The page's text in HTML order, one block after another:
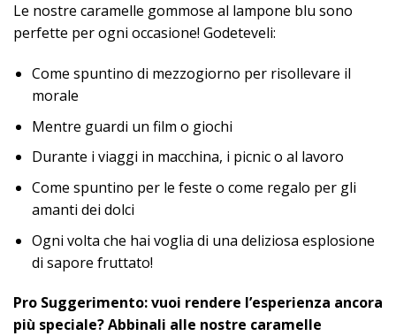
Le nostre caramelle gommose al lampone blu sono
perfette per ogni occasione! Godeteveli:
Come spuntino di mezzogiorno per risollevare il
morale
Mentre guardi un film o giochi
Durante i viaggi in macchina, i picnic o al lavoro
Come spuntino per le feste o come regalo per gli
amanti dei dolci
Ogni volta che hai voglia di una deliziosa esplosione
di sapore fruttato!
Pro Suggerimento: vuoi rendere l’esperienza ancora
più speciale? Abbinali alle nostre caramelle